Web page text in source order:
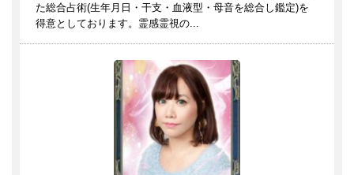
た総合占術(生年月日・干支・血液型・母音を総合し鑑定)を
得意としております。霊感霊視の...